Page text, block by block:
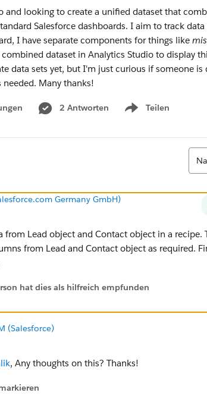
and looking to create a unified dataset that
Salesforce dashboards. I aim to track
I have separate components for things like
dataset in Analytics Studio to display
data sets yet, but I'm just curious if someone is
Many thanks!
2 Antworten Teilen
Show menu
Germany GmbH)
from Lead object and Contact object in a recipe.
from Lead and Contact object as required.
hat dies als hilfreich empfunden
(Salesforce)
, Any thoughts on this? Thanks!